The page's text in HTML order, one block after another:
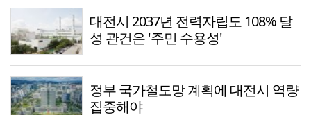
대전시 2037년 전력자립도 108% 달
성 관건은 '주민 수용성'
정부 국가철도망 계획에 대전시 역량
집중해야